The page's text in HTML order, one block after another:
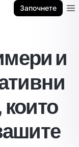
Започнете
и